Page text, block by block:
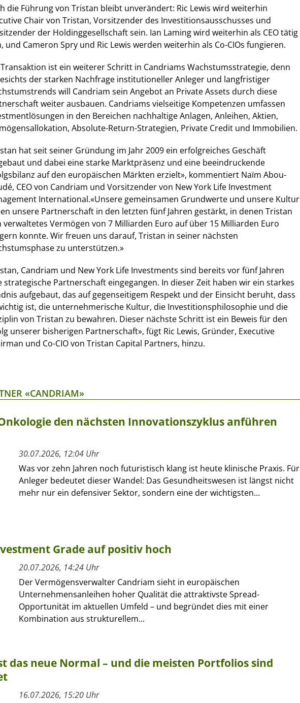
die Führung von Tristan bleibt unverändert: Ric Lewis wird weiterhin
Chair von Tristan, Vorsitzender des Investitionsausschusses und
der Holdinggesellschaft sein. Ian Laming wird weiterhin als CEO tätig
und Cameron Spry und Ric Lewis werden weiterhin als Co-CIOs fungieren.
ist ein weiterer Schritt in Candriams Wachstumsstrategie, denn
der starken Nachfrage institutioneller Anleger und langfristiger
will Candriam sein Angebot an Private Assets durch diese
weiter ausbauen. Candriams vielseitige Kompetenzen umfassen
in den Bereichen nachhaltige Anlagen, Anleihen, Aktien,
Absolute-Return-Strategien, Private Credit und Immobilien.
hat seit seiner Gründung im Jahr 2009 ein erfolgreiches Geschäft
und dabei eine starke Marktpräsenz und eine beeindruckende
auf den europäischen Märkten erzielt», kommentiert Naïm Abou-
CEO von Candriam und Vorsitzender von New York Life Investment
International.«Unsere gemeinsamen Grundwerte und unsere Kultur
unsere Partnerschaft in den letzten fünf Jahren gestärkt, in denen Tristan
verwaltetes Vermögen von 7 Milliarden Euro auf über 15 Milliarden Euro
konnte. Wir freuen uns darauf, Tristan in seiner nächsten
zu unterstützen.»
Candriam und New York Life Investments sind bereits vor fünf Jahren
strategische Partnerschaft eingegangen. In dieser Zeit haben wir ein starkes
aufgebaut, das auf gegenseitigem Respekt und der Einsicht beruht, dass
ist, die unternehmerische Kultur, die Investitionsphilosophie und die
von Tristan zu bewahren. Dieser nächste Schritt ist ein Beweis für den
unserer bisherigen Partnerschaft», fügt Ric Lewis, Gründer, Executive
und Co-CIO von Tristan Capital Partners, hinzu.
«CANDRIAM»
den nächsten Innovationszyklus anführen
30.07.2026, 12:04 Uhr
Was vor zehn Jahren noch futuristisch klang ist heute klinische Praxis. Für
Anleger bedeutet dieser Wandel: Das Gesundheitswesen ist längst nicht
mehr nur ein defensiver Sektor, sondern eine der wichtigsten...
Grade auf positiv hoch
20.07.2026, 14:24 Uhr
Der Vermögensverwalter Candriam sieht in europäischen
Unternehmensanleihen hoher Qualität die attraktivste Spread-
Opportunität im aktuellen Umfeld – und begründet dies mit einer
Kombination aus strukturellem...
das neue Normal – und die meisten Portfolios sind
16.07.2026, 15:20 Uhr